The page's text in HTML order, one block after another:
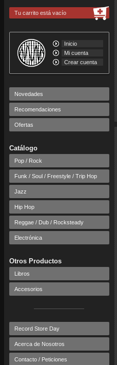
Tu carrito está vacío
Inicio
Mi cuenta
Crear cuenta
Novedades
Recomendaciones
Ofertas
Catálogo
Pop / Rock
Funk / Soul / Freestyle / Trip Hop
Jazz
Hip Hop
Reggae / Dub / Rocksteady
Electrónica
Otros Productos
Libros
Accesorios
Record Store Day
Acerca de Nosotros
Contacto / Peticiones